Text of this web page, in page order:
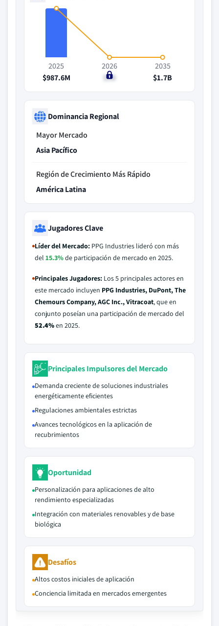
2025
$987.6M
2026
$1B
2035
$1.7B
Dominancia Regional
Mayor Mercado
Asia Pacífico
Región de Crecimiento Más Rápido
América Latina
Jugadores Clave
Líder del Mercado: PPG Industries lideró con más
del 15.3%de participación de mercado en 2025.
Principales Jugadores: Los 5 principales actores en
este mercado incluyen PPG Industries, DuPont, The
Chemours Company, AGC Inc., Vitracoat, que en
conjunto poseían una participación de mercado del
52.4%en 2025.
Principales Impulsores del Mercado
Demanda creciente de soluciones industriales
energéticamente eficientes
Regulaciones ambientales estrictas
Avances tecnológicos en la aplicación de
recubrimientos
Oportunidad
Personalización para aplicaciones de alto
rendimiento especializadas
Integración con materiales renovables y de base
biológica
Desafíos
Altos costos iniciales de aplicación
Conciencia limitada en mercados emergentes